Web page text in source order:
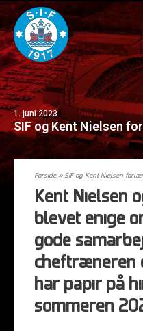
1. juni 2023
SIF og Kent Nielsen
Forside»SIF og Kent Nielsen
Kent Nielsen
blevet enige
gode
cheftræneren
har papir på
sommeren